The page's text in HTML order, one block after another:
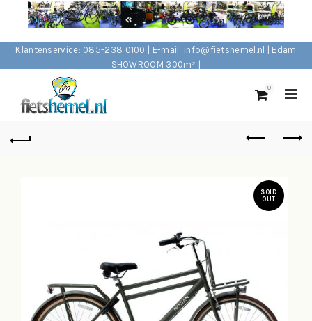
Klantenservice: 085-238 0100 | E-mail: info@fietshemel.nl | Edam
SHOWROOM 300m² |
0
SOLD
OUT